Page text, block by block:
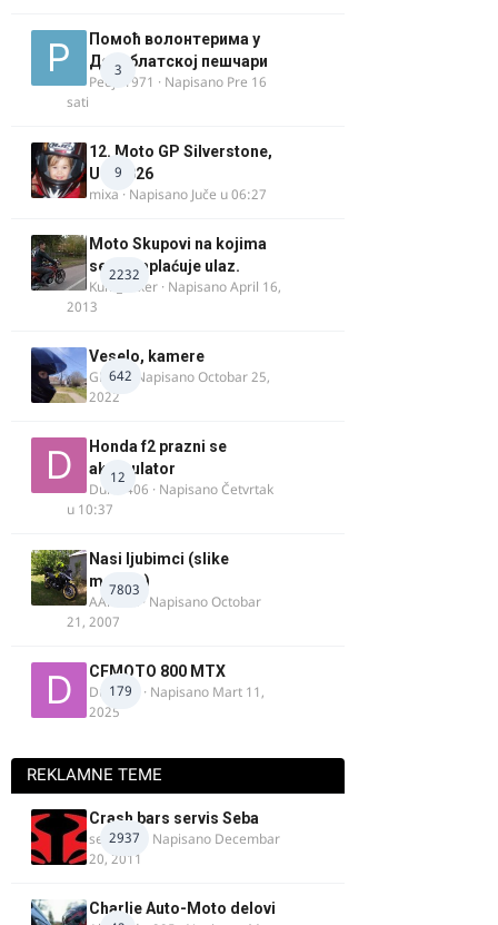
3
Помоћ волонтерима у
Делиблатској пешчари
Pedja1971 · Napisano Pre 16
sati
9
12. Moto GP Silverstone,
UK, 2026
mixa · Napisano Juče u 06:27
2232
Moto Skupovi na kojima
se ne naplaćuje ulaz.
Kum_Mixer · NapisanoApril 16,
2013
642
Veselo, kamere
GR 46· NapisanoOctobar 25,
2022
12
Honda f2 prazni se
akomulator
Dule1406 · NapisanoČetvrtak
u 10:37
7803
Nasi ljubimci (slike
motora)
AArnold · NapisanoOctobar
21, 2007
179
CFMOTO 800 MTX
Duta_91 · Napisano Mart 11,
2025
REKLAMNE TEME
2937
Crash bars servis Seba
seba011 · Napisano Decembar
20, 2011
Charlie Auto-Moto delovi